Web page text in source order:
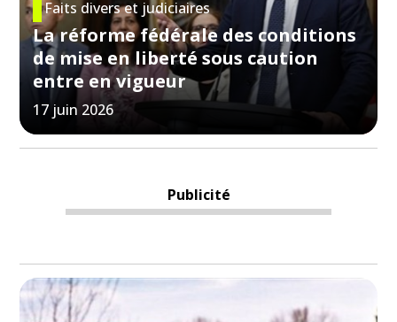
Faits divers et judiciaires
La réforme fédérale des conditions
de mise en liberté sous caution
entre en vigueur
17 juin 2026
Publicité